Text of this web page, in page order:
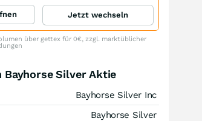
Jetzt wechseln
über gettex für 0€, zzgl. marktüblicher
Bayhorse Silver Aktie
Bayhorse Silver Inc
Bayhorse Silver